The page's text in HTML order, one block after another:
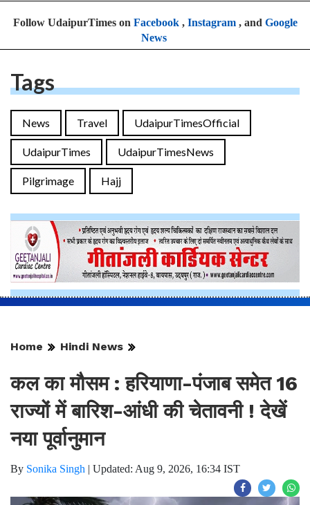
Follow UdaipurTimes on Facebook, Instagram, and Google
News
Tags
News Travel UdaipurTimesOfficial
UdaipurTimes UdaipurTimesNews
Pilgrimage Hajj
Home Hindi News
कल का मौसम : हरियाणा-पंजाब समेत 16
राज्यों में बारिश-आंधी की चेतावनी ! देखें
नया पूर्वानुमान
By Sonika Singh | Updated: Aug 9, 2026, 16:34 IST